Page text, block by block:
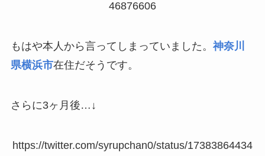
46876606
もはや本人から言ってしまっていました。 神奈川
県横浜市在住だそうです。
さらに3ヶ月後…↓
https://twitter.com/syrupchan0/status/17383864434